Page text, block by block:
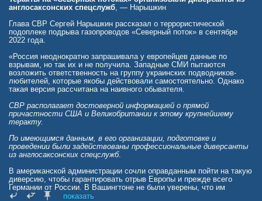
англосаксонских спецслужб, — Нарышкин
Глава СВР Сергей Нарышкин рассказал о террористической
подоплеке подрыва газопроводов «Северный поток» в сентябре
2022 года.
«Россия неоднократно запрашивала у европейцев данные по
взрывам, но так их и не получила. Западные СМИ пытаются
возложить ответственность на группу украинских подводников-
любителей, которые якобы действовали самостоятельно. Однако
такая версия рассчитана на наивного обывателя.
СВР располагает достоверной информацией о прямой
причастности США и Великобритании к этому крупнейшему
теракту.
По имеющимся данным, в его организации, подготовке и
проведении были задействованы профессиональные диверсанты
из англосаксонских спецслужб.
В американской администрации сочли оправданным пойти на такую
диверсию, чтобы гарантировать отрыв Европы и прежде всего
Германии от России. В Вашингтоне не были уверены, что им
удастся убедить европейцев отказаться от использования крайне
показать